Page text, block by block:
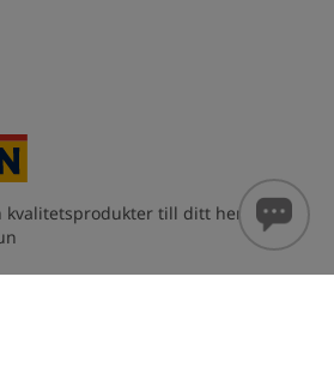
kvalitetsprodukter till ditt hem -